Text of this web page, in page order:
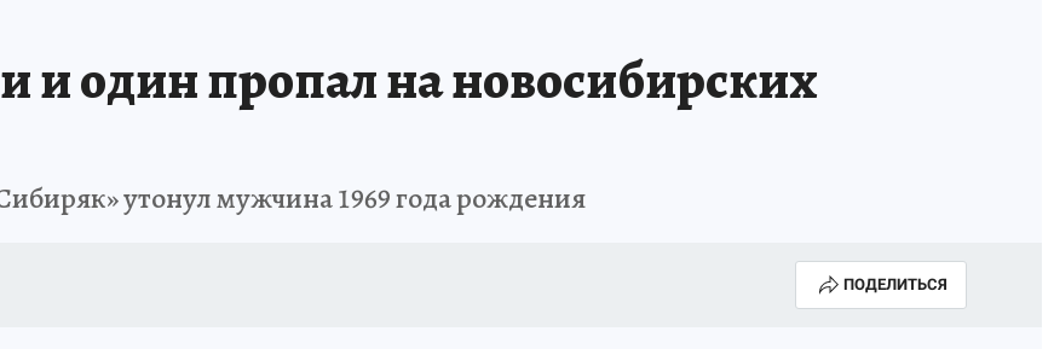
и один пропал на новосибирских
утонул мужчина 1969 года рождения
ПОДЕЛИТЬСЯ